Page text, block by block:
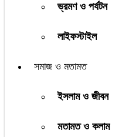
ভ্রমণ ও পর্যটন
লাইফস্টাইল
সমাজ ও মতামত
ইসলাম ও জীবন
মতামত ও কলাম